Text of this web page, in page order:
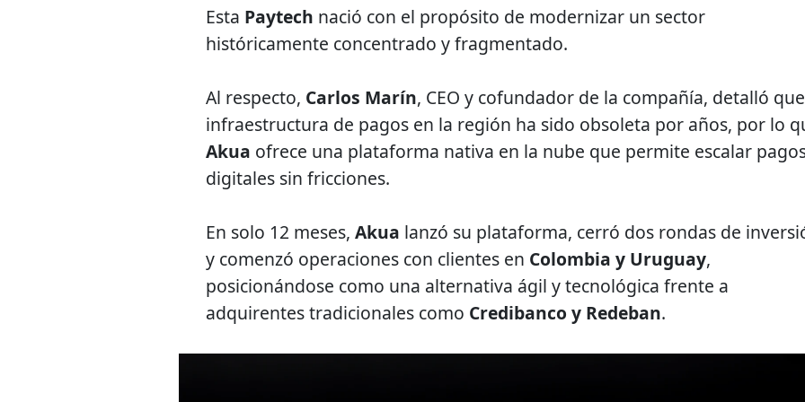
Esta Paytech nació con el propósito de modernizar un sector
históricamente concentrado y fragmentado.
Al respecto, Carlos Marín, CEO y cofundador de la compañía, detalló
infraestructura de pagos en la región ha sido obsoleta por años, por lo
Akua ofrece una plataforma nativa en la nube que permite escalar
digitales sin fricciones.
En solo 12 meses, Akua lanzó su plataforma, cerró dos rondas de
y comenzó operaciones con clientes en Colombia y Uruguay,
posicionándose como una alternativa ágil y tecnológica frente a
adquirentes tradicionales como Credibanco y Redeban.